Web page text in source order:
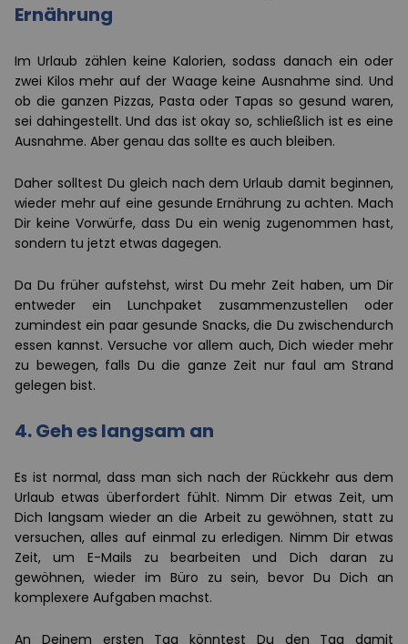
Ernährung
Im Urlaub zählen keine Kalorien, sodass danach ein oder
zwei Kilos mehr auf der Waage keine Ausnahme sind. Und
ob die ganzen Pizzas, Pasta oder Tapas so gesund waren,
sei dahingestellt. Und das ist okay so, schließlich ist es eine
Ausnahme. Aber genau das sollte es auch bleiben.
Daher solltest Du gleich nach dem Urlaub damit beginnen,
wieder mehr auf eine gesunde Ernährung zu achten. Mach
Dir keine Vorwürfe, dass Du ein wenig zugenommen hast,
sondern tu jetzt etwas dagegen.
Da Du früher aufstehst, wirst Du mehr Zeit haben, um Dir
entweder ein Lunchpaket zusammenzustellen oder
zumindest ein paar gesunde Snacks, die Du zwischendurch
essen kannst. Versuche vor allem auch, Dich wieder mehr
zu bewegen, falls Du die ganze Zeit nur faul am Strand
gelegen bist.
4.Geh es langsam an
Es ist normal, dass man sich nach der Rückkehr aus dem
Urlaub etwas überfordert fühlt. Nimm Dir etwas Zeit, um
Dich langsam wieder an die Arbeit zu gewöhnen, statt zu
versuchen, alles auf einmal zu erledigen. Nimm Dir etwas
Zeit, um E-Mails zu bearbeiten und Dich daran zu
gewöhnen, wieder im Büro zu sein, bevor Du Dich an
komplexere Aufgaben machst.
An Deinem ersten Tag könntest Du den Tag damit